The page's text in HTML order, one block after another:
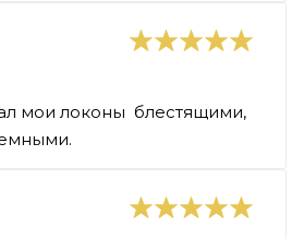
мои локоны блестящими,